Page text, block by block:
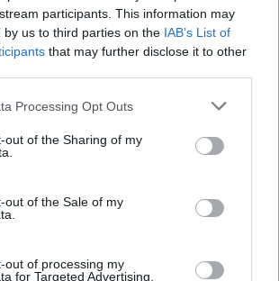
participants. This information may
by us to third parties on the IAB’s List of
that may further disclose it to other
Processing Opt Outs
out of the Sharing of my
out of the Sale of my
out of processing my
for Targeted Advertising.
Esim for Italy| Esim for Spain|Esim